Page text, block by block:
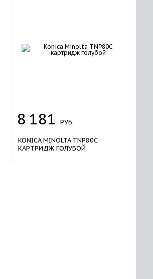
8 181 РУБ.
KONICA MINOLTA TNP80C
КАРТРИДЖ ГОЛУБОЙ